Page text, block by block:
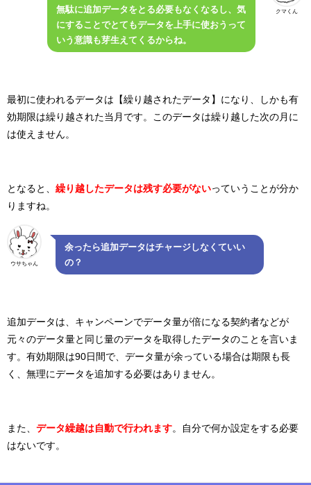
クマくん
無駄に追加データをとる必要もなくなるし、気
にすることでとてもデータを上手に使おうって
いう意識も芽生えてくるからね。
最初に使われるデータは【繰り越されたデータ】になり、しかも有
効期限は繰り越された当月です。このデータは繰り越した次の月に
は使えません。
となると、 繰り越したデータは残す必要がないっていうことが分か
りますね。
ウサちゃん
余ったら追加データはチャージしなくていい
の？
追加データは、キャンペーンでデータ量が倍になる契約者などが
元々のデータ量と同じ量のデータを取得したデータのことを言いま
す。有効期限は90日間で、データ量が余っている場合は期限も長
く、無理にデータを追加する必要はありません。
また、 データ繰越は自動で行われます 。自分で何か設定をする必要
はないです。